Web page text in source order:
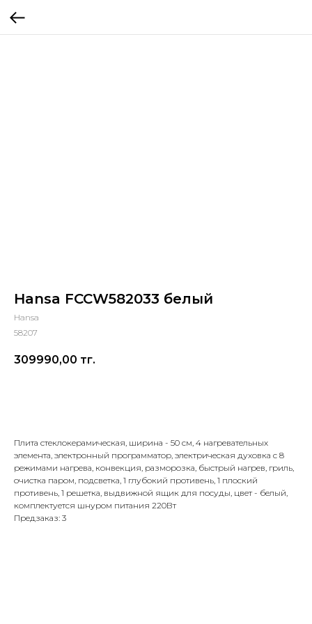
Hansa FCCW582033 белый
Hansa
58207
309990,00 тг.
Плита стеклокерамическая, ширина - 50 см, 4 нагревательных
элемента, электронный программатор, электрическая духовка с 8
режимами нагрева, конвекция, разморозка, быстрый нагрев, гриль,
очистка паром, подсветка, 1 глубокий противень, 1 плоский
противень, 1 решетка, выдвижной ящик для посуды, цвет - белый,
комплектуется шнуром питания 220Вт
Предзаказ: 3